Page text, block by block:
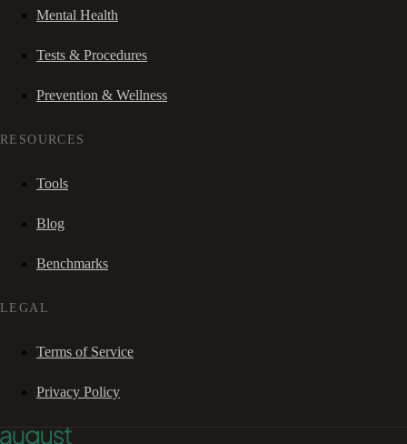
Mental Health
Tests & Procedures
Prevention & Wellness
RESOURCES
Tools
Blog
Benchmarks
LEGAL
Terms of Service
Privacy Policy